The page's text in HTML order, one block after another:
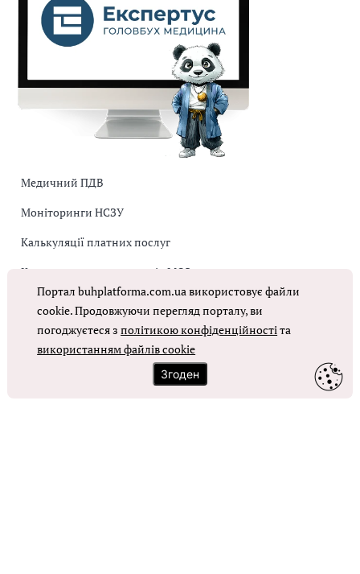
Медичний ПДВ
Моніторинги НСЗУ
Калькуляції платних послуг
Коригувальна накладна від МОЗ
Оплата праці в КНП
ОТРИМАТИ ДОСТУП
Портал buhplatforma.com.ua використовує файли
cookie. Продовжуючи перегляд порталу, ви
погоджуєтеся зполітикою конфіденційностіта
використанням файлів cookie
Згоден